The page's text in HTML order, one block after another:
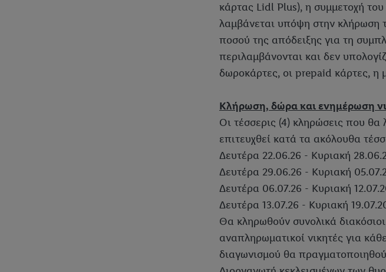
κάρτας Lidl Plus), η συμμετοχή του
λαμβάνεται υπόψη στην κλήρωση
ποσού της απόδειξης για τη
περιλαμβάνονται και δεν
δωροκάρτες, οι prepaid κάρτες, η
Κλήρωση, δώρα και ενημέρωση
Οι τέσσερις (4) κληρώσεις που
επιτευχθεί κατά τα ακόλουθα
Δευτέρα 22.06.26 - Κυριακή
Δευτέρα 29.06.26 - Κυριακή
Δευτέρα 06.07.26 - Κυριακή
Δευτέρα 13.07.26 - Κυριακή
Θα κληρωθούν συνολικά
αναπληρωματικοί νικητές για
διαγωνισμού θα